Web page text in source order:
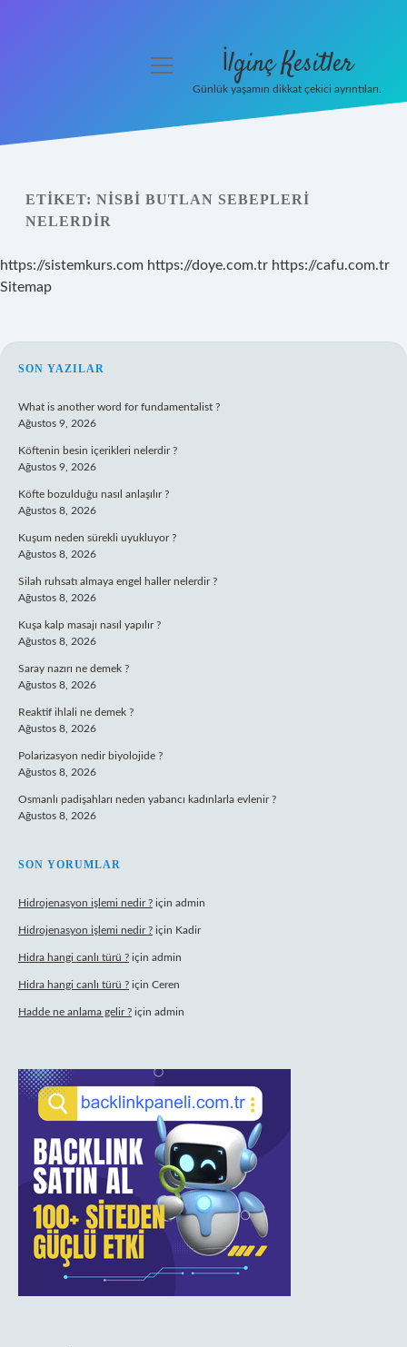
Yasal Uyarı
menüyü
İlginç Kesitler
Günlük yaşamın dikkat çekici ayrıntıları.
ETIKET: NISBI BUTLAN SEBEPLERI
NELERDIR
https://sistemkurs.com https://doye.com.tr https://cafu.com.tr
Sitemap
SIDEBAR
SON YAZILAR
What is another word for fundamentalist ?
Ağustos 9, 2026
Köftenin besin içerikleri nelerdir ?
Ağustos 9, 2026
Köfte bozulduğu nasıl anlaşılır ?
Ağustos 8, 2026
Kuşum neden sürekli uyukluyor ?
Ağustos 8, 2026
Silah ruhsatı almaya engel haller nelerdir ?
Ağustos 8, 2026
Kuşa kalp masajı nasıl yapılır ?
Ağustos 8, 2026
Saray nazırı ne demek ?
Ağustos 8, 2026
Reaktif ihlali ne demek ?
Ağustos 8, 2026
Polarizasyon nedir biyolojide ?
Ağustos 8, 2026
Osmanlı padişahları neden yabancı kadınlarla evlenir ?
Ağustos 8, 2026
SON YORUMLAR
Hidrojenasyon işlemi nedir ? için admin
Hidrojenasyon işlemi nedir ? için Kadir
Hidra hangi canlı türü ? için admin
Hidra hangi canlı türü ? için Ceren
Hadde ne anlama gelir ? için admin